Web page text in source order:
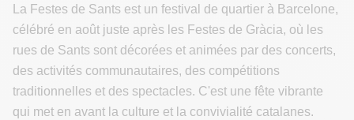
La Festes de Sants est un festival de quartier à Barcelone,
célébré en août juste après les Festes de Gràcia, où les
rues de Sants sont décorées et animées par des concerts,
des activités communautaires, des compétitions
traditionnelles et des spectacles. C'est une fête vibrante
qui met en avant la culture et la convivialité catalanes.